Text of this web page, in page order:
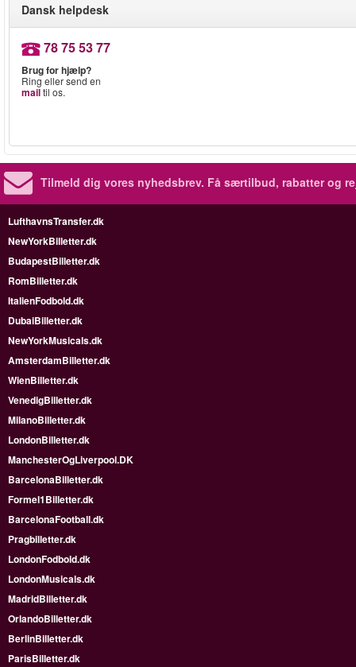
Dansk helpdesk
78 75 53 77
Brug for hjælp?
Ring eller send en
mailtil os.
Tilmeld dig vores nyhedsbrev. Få særtilbud, rabatter og
LufthavnsTransfer.dk
NewYorkBilletter.dk
BudapestBilletter.dk
RomBilletter.dk
ItalienFodbold.dk
DubaiBilletter.dk
NewYorkMusicals.dk
AmsterdamBilletter.dk
WienBilletter.dk
VenedigBilletter.dk
MilanoBilletter.dk
LondonBilletter.dk
ManchesterOgLiverpool.DK
BarcelonaBilletter.dk
Formel1Billetter.dk
BarcelonaFootball.dk
Pragbilletter.dk
LondonFodbold.dk
LondonMusicals.dk
MadridBilletter.dk
OrlandoBilletter.dk
BerlinBilletter.dk
ParisBilletter.dk